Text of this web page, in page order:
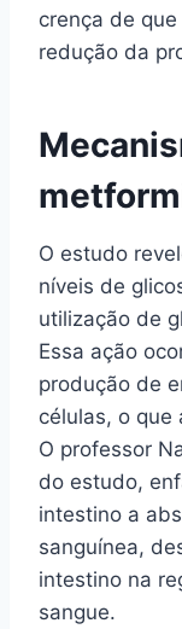
crença de
redução da
O estudo
níveis de
utilização de
Essa ação
produção de
células, o que
O professor
do estudo,
intestino a
sanguínea,
intestino na
sangue.